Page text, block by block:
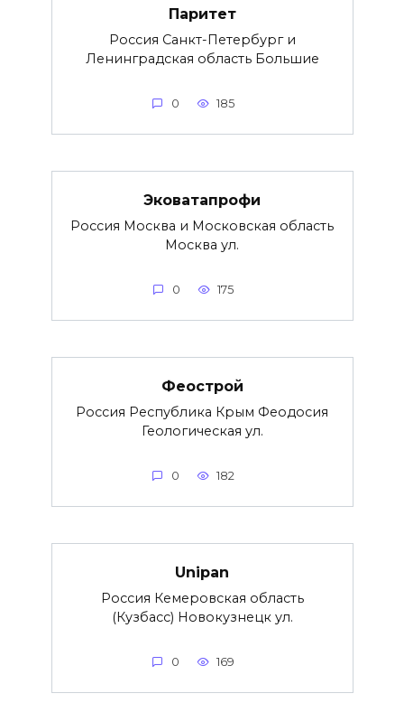
Паритет
Россия Санкт-Петербург и
Ленинградская область Большие
0 185
Эковатапрофи
Россия Москва и Московская область
Москва ул.
0 175
Феострой
Россия Республика Крым Феодосия
Геологическая ул.
0 182
Unipan
Россия Кемеровская область
(Кузбасс) Новокузнецк ул.
0 169